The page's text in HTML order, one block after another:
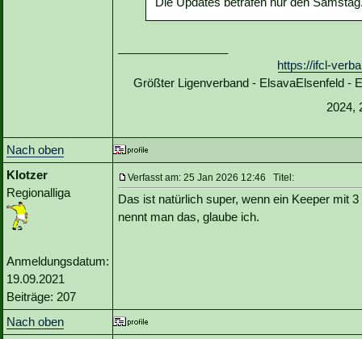
https://ifcl-
Größter Ligenverband - ElsavaElsenfeld -
2024,
Nach oben
Klotzer
Regionalliga
Anmeldungsdatum:
19.09.2021
Beiträge: 207
Verfasst am: 25 Jan 2026 12:46 Titel:
Das ist natürlich super, wenn ein Keeper mit
nennt man das, glaube ich.
Nach oben